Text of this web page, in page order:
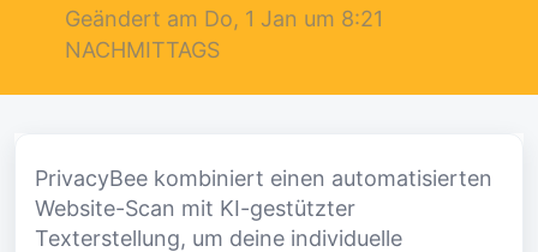
Geändert am Do, 1 Jan um 8:21
NACHMITTAGS
PrivacyBee kombiniert einen automatisierten
Website-Scan mit KI-gestützter
Texterstellung, um deine individuelle